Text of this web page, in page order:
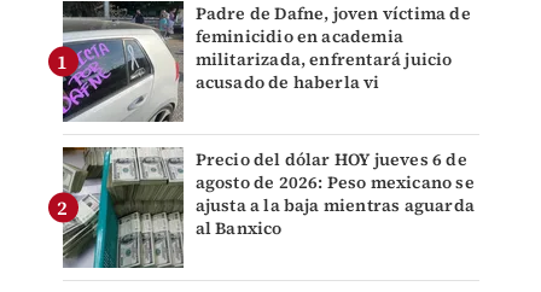
Padre de Dafne, joven víctima de
feminicidio en academia
militarizada, enfrentará juicio
acusado de haberla vi
Precio del dólar HOY jueves 6 de
agosto de 2026: Peso mexicano se
ajusta a la baja mientras aguarda
al Banxico